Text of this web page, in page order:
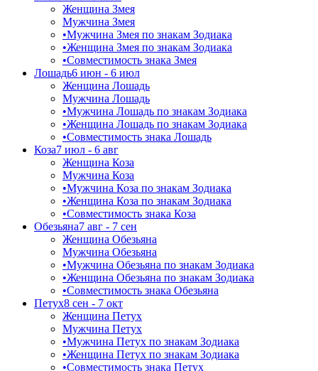
Женщина Змея
Мужчина Змея
•Мужчина Змея по знакам Зодиака
•Женщина Змея по знакам Зодиака
•Совместимость знака Змея
Лошадь6 июн - 6 июл
Женщина Лошадь
Мужчина Лошадь
•Мужчина Лошадь по знакам Зодиака
•Женщина Лошадь по знакам Зодиака
•Совместимость знака Лошадь
Коза7 июл - 6 авг
Женщина Коза
Мужчина Коза
•Мужчина Коза по знакам Зодиака
•Женщина Коза по знакам Зодиака
•Совместимость знака Коза
Обезьяна7 авг - 7 сен
Женщина Обезьяна
Мужчина Обезьяна
•Мужчина Обезьяна по знакам Зодиака
•Женщина Обезьяна по знакам Зодиака
•Совместимость знака Обезьяна
Петух8 сен - 7 окт
Женщина Петух
Мужчина Петух
•Мужчина Петух по знакам Зодиака
•Женщина Петух по знакам Зодиака
•Совместимость знака Петух